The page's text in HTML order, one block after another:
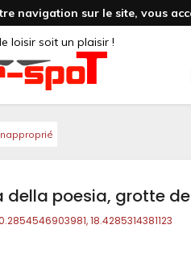
navigation sur le site, vous
loisir soit un plaisir !
della poesia, grotte
18.4285314381123